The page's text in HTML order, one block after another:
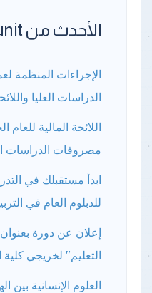
الأحدث من it.unit
الإجراءات المنظمة
الدراسات العليا واللائحة
مصروفات الدراسات
ابدأ مستقبلك في
للدبلوم العام في
إعلان عن دورة
التعليم" لخريجي كلية
العلوم الإنسانية بين